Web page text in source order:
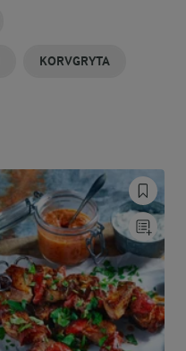
KORVGRYTA